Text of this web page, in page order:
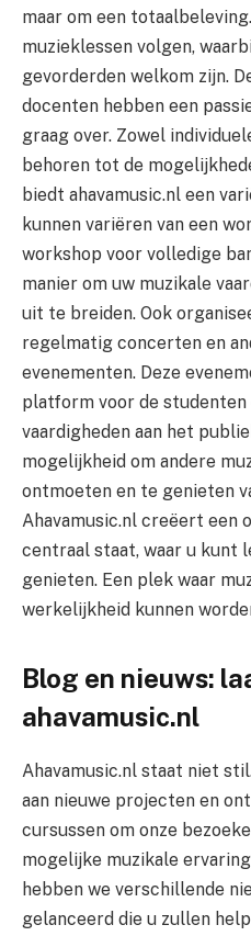
maar om een
muzieklessen volgen,
gevorderden welkom zijn.
docenten hebben een
graag over. Zowel
behoren tot de
biedt ahavamusic.nl een
kunnen variëren van een
workshop voor volledige
manier om uw muzikale
uit te breiden. Ook
regelmatig concerten en
evenementen. Deze
platform voor de studenten
vaardigheden aan het
mogelijkheid om andere
ontmoeten en te genieten
Ahavamusic.nl creëert een
centraal staat, waar u kunt
genieten. Een plek waar
werkelijkheid kunnen
Blog en nieuws:
ahavamusic.nl
Ahavamusic.nl staat niet
aan nieuwe projecten en
cursussen om onze
mogelijke muzikale
hebben we verschillende
gelanceerd die u zullen